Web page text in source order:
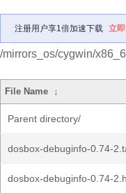
注册用户享1倍加速下载 立
/mirrors_os/cygwin/
File Name ↓
Parent directory/
dosbox-debuginfo-0.74-
dosbox-debuginfo-0.74-